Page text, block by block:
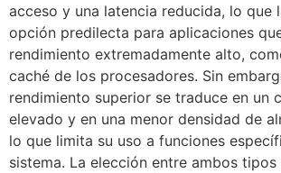
acceso y una latencia reducida, lo que
opción predilecta para aplicaciones
rendimiento extremadamente alto,
caché de los procesadores. Sin
rendimiento superior se traduce en un
elevado y en una menor densidad de
lo que limita su uso a funciones
sistema. La elección entre ambos tipos